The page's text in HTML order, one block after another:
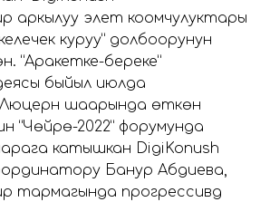
аркылуу элет коомчулуктары
куруу” долбоорунун
“Аракетке-береке”
быйыл июлда
шаарында өткөн
“Чөйрө-2022” форумунда
катышкан DigiKonush
Банур Абдиева,
тармагында прогрессивдүү